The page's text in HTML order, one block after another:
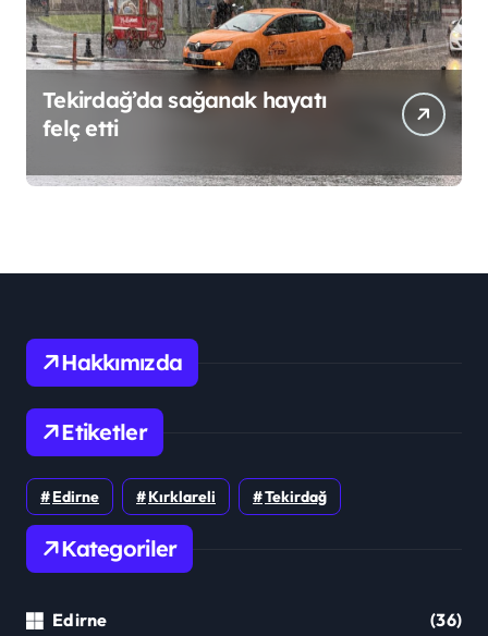
Tekirdağ’da sağanak hayatı
felç etti
Hakkımızda
Etiketler
Edirne Kırklareli Tekirdağ
Kategoriler
Edirne (36)